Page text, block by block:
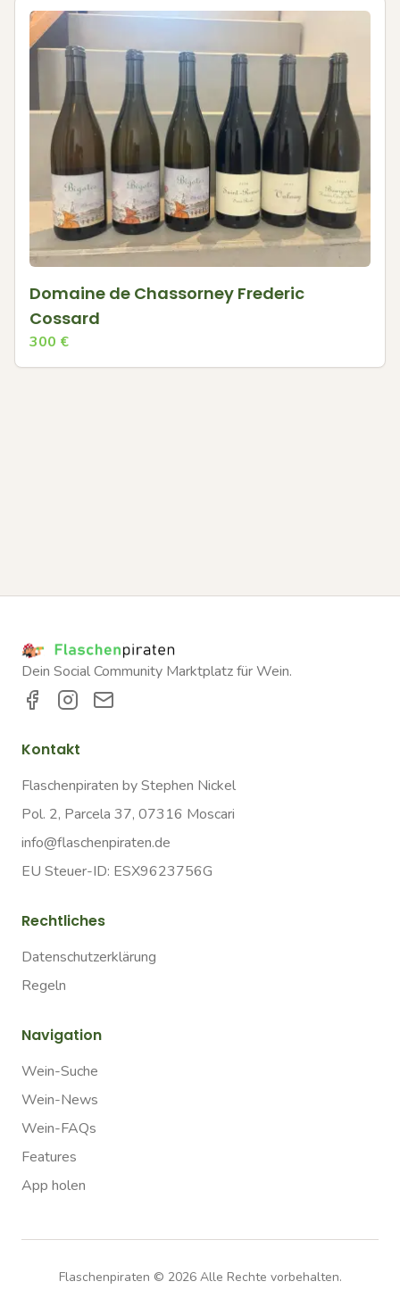
Domaine de Chassorney Frederic
Cossard
300 €
Dein Social Community Marktplatz für Wein.
Kontakt
Flaschenpiraten by Stephen Nickel
Pol. 2, Parcela 37, 07316 Moscari
info@flaschenpiraten.de
EU Steuer-ID: ESX9623756G
Rechtliches
Datenschutzerklärung
Regeln
Navigation
Wein-Suche
Wein-News
Wein-FAQs
Features
App holen
Flaschenpiraten © 2026Alle Rechte vorbehalten.